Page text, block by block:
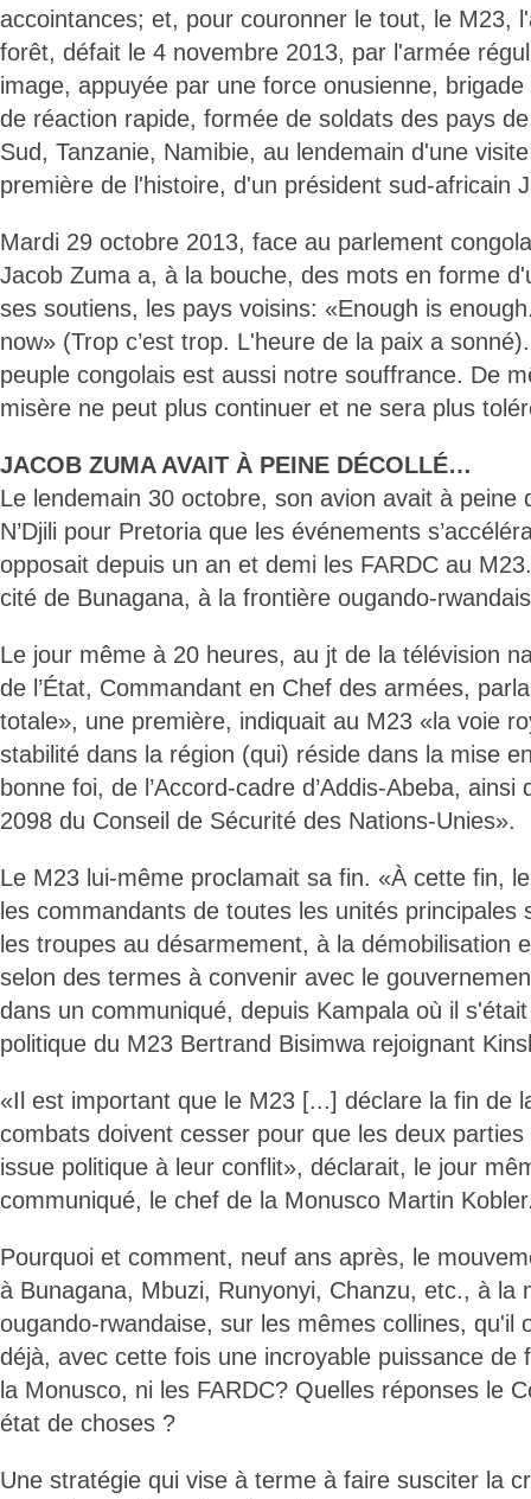
accointances; et, pour couronner le tout, le M23,
forêt, défait le 4 novembre 2013, par l'armée
image, appuyée par une force onusienne, brigade
de réaction rapide, formée de soldats des pays
Sud, Tanzanie, Namibie, au lendemain d'une
première de l'histoire, d'un président sud-africain
Mardi 29 octobre 2013, face au parlement
Jacob Zuma a, à la bouche, des mots en forme
ses soutiens, les pays voisins: «Enough is
now» (Trop c’est trop. L'heure de la paix a
peuple congolais est aussi notre souffrance. De
misère ne peut plus continuer et ne sera plus
JACOB ZUMA AVAIT À PEINE DÉCOLLÉ…
Le lendemain 30 octobre, son avion avait à peine
N’Djili pour Pretoria que les événements
opposait depuis un an et demi les FARDC au
cité de Bunagana, à la frontière ougando-
Le jour même à 20 heures, au jt de la télévision
de l’État, Commandant en Chef des armées,
totale», une première, indiquait au M23 «la voie
stabilité dans la région (qui) réside dans la mise
bonne foi, de l’Accord-cadre d’Addis-Abeba, ainsi
2098 du Conseil de Sécurité des Nations-Unies».
Le M23 lui-même proclamait sa fin. «À cette fin,
les commandants de toutes les unités principales
les troupes au désarmement, à la démobilisation
selon des termes à convenir avec le
dans un communiqué, depuis Kampala où il
politique du M23 Bertrand Bisimwa rejoignant
«Il est important que le M23 [...] déclare la fin de
combats doivent cesser pour que les deux
issue politique à leur conflit», déclarait, le jour
communiqué, le chef de la Monusco Martin
Pourquoi et comment, neuf ans après, le
à Bunagana, Mbuzi, Runyonyi, Chanzu, etc., à la
ougando-rwandaise, sur les mêmes collines, qu'il
déjà, avec cette fois une incroyable puissance de
la Monusco, ni les FARDC? Quelles réponses le
état de choses ?
Une stratégie qui vise à terme à faire susciter la